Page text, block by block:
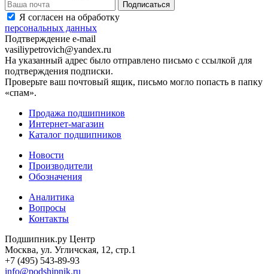
Я согласен на обработку
персональных данных
Подтверждение e-mail
vasiliypetrovich@yandex.ru
На указанный адрес было отправлено письмо с ссылкой для
подтверждения подписки.
Проверьте ваш почтовый ящик, письмо могло попасть в папку
«спам».
Продажа подшипников
Интернет-магазин
Каталог подшипников
Новости
Производители
Обозначения
Аналитика
Вопросы
Контакты
Подшипник.ру Центр
Москва, ул. Угличская, 12, стр.1
+7 (495) 543-89-93
info@podshipnik.ru